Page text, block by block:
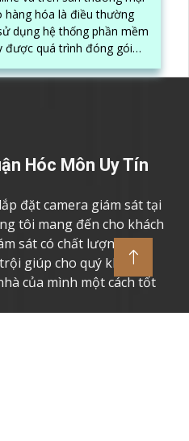
hóa là điều thường
dụng hệ thống phần mềm
được quá trình đóng gói
trình đóng gói cũng
Hóc Môn Uy Tín
đặt camera giám sát tại
tôi mang đến cho khách
sát có chất lượng cao,
giúp cho quý khách
của mình một cách tốt